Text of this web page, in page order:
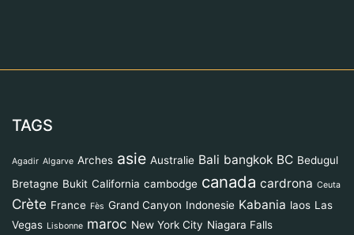
TAGS
Agadir Algarve Arches asie Australie Bali bangkok BC Bedugul
Bretagne Bukit California cambodge canada cardrona Ceuta
Crète France Fès Grand Canyon Indonesie Kabania laos Las
Vegas Lisbonne maroc New York City Niagara Falls